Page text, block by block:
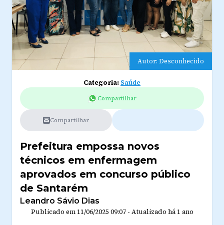
Autor: Desconhecido
Categoria: Saúde
Compartilhar
Compartilhar
Prefeitura empossa novos
técnicos em enfermagem
aprovados em concurso público
de Santarém
Leandro Sávio Dias
Publicado em 11/06/2025 09:07- Atualizado há 1 ano